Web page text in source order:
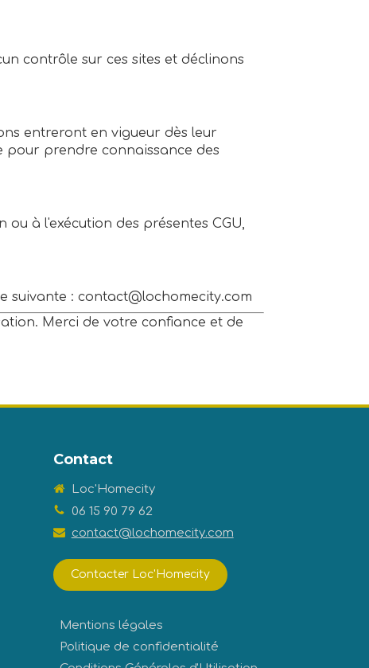
contrôle sur ces sites et déclinons
entreront en vigueur dès leur
pour prendre connaissance des
à l'exécution des présentes CGU,
suivante : contact@lochomecity.com
Merci de votre confiance et de
Contact
Loc'Homecity
06 15 90 79 62
contact@lochomecity.com
Contacter Loc'Homecity
Mentions légales
Politique de confidentialité